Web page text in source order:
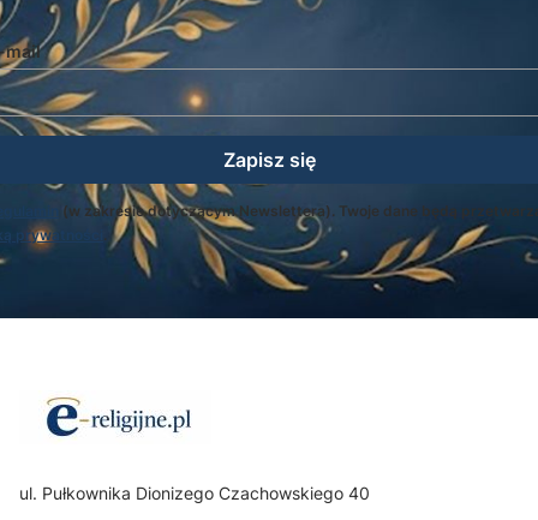
mail
Zapisz się
(w zakresie dotyczącym Newslettera). Twoje dane będą
prywatności
Adres:
ul. Pułkownika Dionizego Czachowskiego 40